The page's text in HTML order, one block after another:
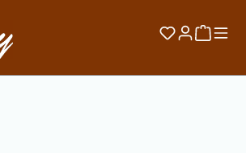
Du hast 0